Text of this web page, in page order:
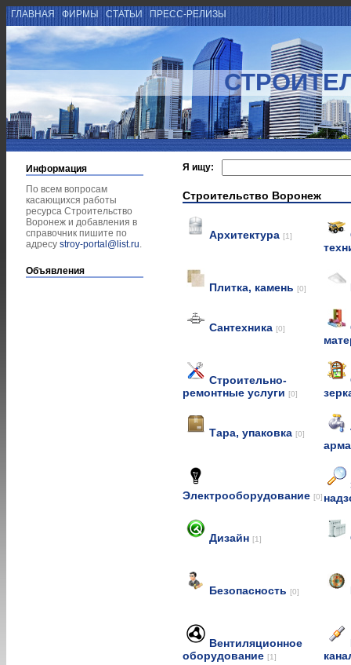
ГЛАВНАЯ ФИРМЫ СТАТЬИ ПРЕСС-РЕЛИЗЫ
Информация
По всем вопросам
касающихся работы
ресурса Строительство
Воронеж и добавления в
справочник пишите по
адресу stroy-portal@list.ru.
Объявления
Я ищу:
Строительство Воронеж
Архитектура [1]
Плитка, камень [0]
Сантехника [0]
Строительно-
ремонтные услуги [0]
Тара, упаковка [0]
Электрооборудование [0]
Дизайн [1]
Безопасность [0]
Вентиляционное
оборудование [1]